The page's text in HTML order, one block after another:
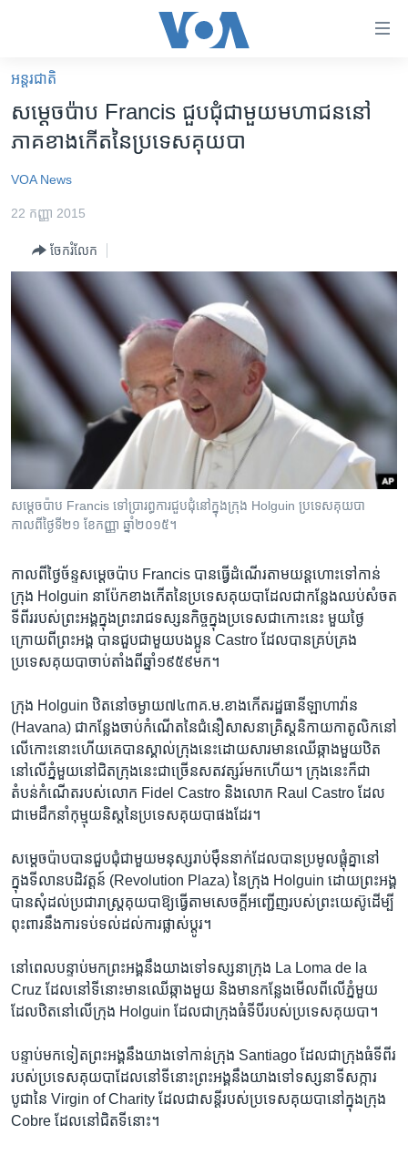
គេហទំព័រ​
ទាក់ទង
និង​
ទំព័រ​
ម្តង
រំលង​
និង​
ចូល​
រចនា
រំលង​
ទៅ​
រក
អន្តរជាតិ
ហេឡូវីអូអេ
កម្ពុជាច្នៃប្រតិដ្ឋ
ព្រឹត្តិការណ៍ព័ត៌មាន
ទូរទស្សន៍ / វីដេអូ​
វិទ្យុ / ផតខាសថ៍
កម្មវិធីទាំងអស់
Khmer English
បណ្តាញ​សង្គម
ភាសា
អន្តរជាតិ
សម្តេច​ប៉ាប​ Francis ជួប​ជុំ​ជាមួយ​មហាជន​នៅ​
ភាគ​ខាង​កើត​នៃ​ប្រទេស​គុយបា
VOA News
22 កញ្ញា 2015
ចែករំលែក
សម្តេច​ប៉ាប Francis ទៅ​ប្រារព្ធ​ការ​ជួបជុំ​នៅ​ក្នុង​ក្រុង​ Holguin ប្រទេស​គុយបា
កាលពី​ថ្ងៃទី២១ ខែកញ្ញា ឆ្នាំ២០១៥។
កាល​ពី​ថ្ងៃច័ន្ទ​សម្តេច​ប៉ាប​ Francis បាន​ធ្វើដំណើរ​តាម​យន្តហោះ​ទៅ​កាន់​
ក្រុង Holguin នា​ប៉ែក​ខាង​កើត​នៃ​ប្រទេស​គុយបា​ដែល​ជា​កន្លែង​ឈប់សំចត​
ទី​ពីរ​របស់​ព្រះអង្គ​ក្នុង​ព្រះ​រាជ​ទស្សនកិច្ច​ក្នុង​ប្រទេស​ជា​កោះ​នេះ​ មួយ​ថ្ងៃ​
ក្រោយ​ពី​ព្រះ​អង្គ បាន​ជួប​ជាមួយ​បងប្អូន​ Castro ដែល​បាន​គ្រប់គ្រង​
ប្រទេស​គុយបា​ចាប់តាំង​ពី​ឆ្នាំ១៩៥៩​មក។​
ក្រុង Holguin ឋិត​នៅ​ចម្ងាយ​៧៤៣គ.ម.​ខាង​កើត​រដ្ឋធានី​ឡាហាវ៉ាន
(Havana) ជា​កន្លែង​ចាប់​កំណើត​នៃ​ជំនឿ​សាសនា​គ្រិស្ត​និកាយ​កាតូលិក​នៅ​
លើ​កោះ​នោះ​ហើយ​គេ​បាន​ស្គាល់​ក្រុង​នេះ​ដោយសារ​មាន​ឈើ​ឆ្កាង​មួយ​ឋិត​
នៅ​លើ​ភ្នំមួយ​នៅ​ជិត​ក្រុង​នេះ​ជាច្រើន​សតវត្សរ៍​មក​ហើយ។ ​ក្រុង​នេះ​ក៏​ជា​
តំបន់​កំណើត​របស់​លោក​ Fidel Castro និង​លោក Raul Castro ដែល​
ជា​មេដឹកនាំ​កុម្មុយនិស្ត​នៃ​ប្រទេស​គុយបា​ផង​ដែរ។​
សម្តេច​ប៉ាប​បាន​ជួបជុំ​ជាមួយ​មនុស្សរាប់ម៉ឺន​នាក់​ដែល​បាន​ប្រមូល​ផ្តុំ​គ្នា​នៅ​
ក្នុង​ទីលាន​បដិវត្តន៍​ (Revolution Plaza) នៃក្រុង​ Holguin​ ដោយ​ព្រះអង្គ​
បាន​សុំ​ដល់​ប្រជារាស្ត្រ​គុយបា​ឱ្យ​ធ្វើ​តាម​សេចក្តី​អញ្ជើញរបស់​ព្រះយេស៊ូ​ដើម្បី​
ពុះពារ​នឹង​ការ​ទប់ទល់​ដល់​ការ​ផ្លាស់ប្តូរ។​
នៅ​ពេល​បន្ទាប់​មក​ព្រះ​អង្គ​នឹង​យាង​ទៅ​ទស្សនា​ក្រុង​ La Loma de la
Cruz ដែល​នៅ​ទីនោះ​មាន​ឈើ​ឆ្កាង​មួយ​ និង​មាន​កន្លែង​មើល​ពី​លើ​ភ្នំ​មួយ​
ដែល​ឋិត​នៅ​លើ​ក្រុង​ Holguin ដែល​ជា​ក្រុង​ធំ​ទី​បី​របស់​ប្រទេស​គុយបា។
បន្ទាប់មក​ទៀត​ព្រះអង្គ​នឹង​យាង​ទៅ​កាន់​ក្រុង​ Santiago ដែល​ជា​ក្រុង​ធំ​ទីពីរ​
របស់​ប្រទេស​គុយបា​ដែល​នៅ​ទីនោះ​ព្រះអង្គ​នឹង​យាង​ទៅ​ទស្សនា​ទីសក្ការ
បូជា​នៃ Virgin of Charity ដែល​ជា​សន្តី​របស់​ប្រទេស​គុយបា​នៅ​ក្នុង​ក្រុង​
Cobre ដែល​នៅ​ជិត​ទីនោះ។